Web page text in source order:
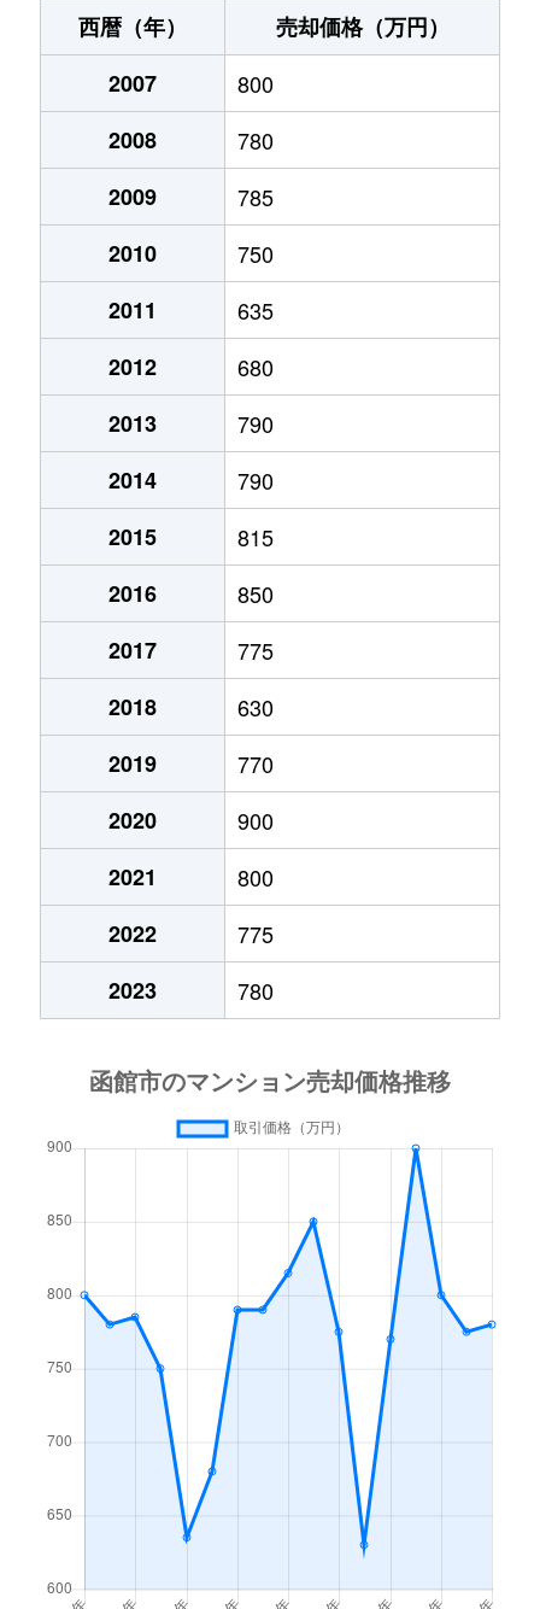
末広町
240万円 十字街
千代台町
3,100万円
千代台町
2,400万円
富岡町
1,700万円
富岡町
590万円
1,700万円
深堀町
1,400万円
深堀町
480万円
船見町
2,000万円
弁天町
780万円
1,200万円
750万円
430万円
宮前町
170万円
宮前町
180万円
2,200万円
梁川町
2,200万円
梁川町
2,300万円
五稜郭公園前
3,500万円 函館
湯川町
函館
湯川町
函館
1,700万円 湯の川
530万円 湯の川
520万円 湯の川
湯川町
1,300万円
湯川町
790万円 湯の川 徒歩6
西暦（年）
売却価格（万円）
2007
800
2008
780
2009
785
2010
750
2011
635
2012
680
2013
790
2014
790
2015
815
2016
850
2017
775
2018
630
2019
770
2020
900
2021
800
2022
775
2023
780